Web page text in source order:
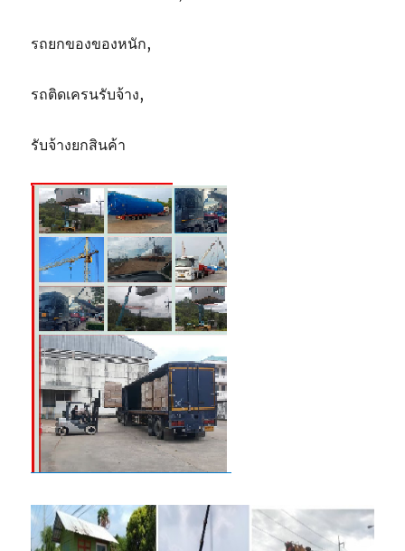
รถยกของของหนัก,
รถติดเครนรับจ้าง,
รับจ้างยกสินค้า